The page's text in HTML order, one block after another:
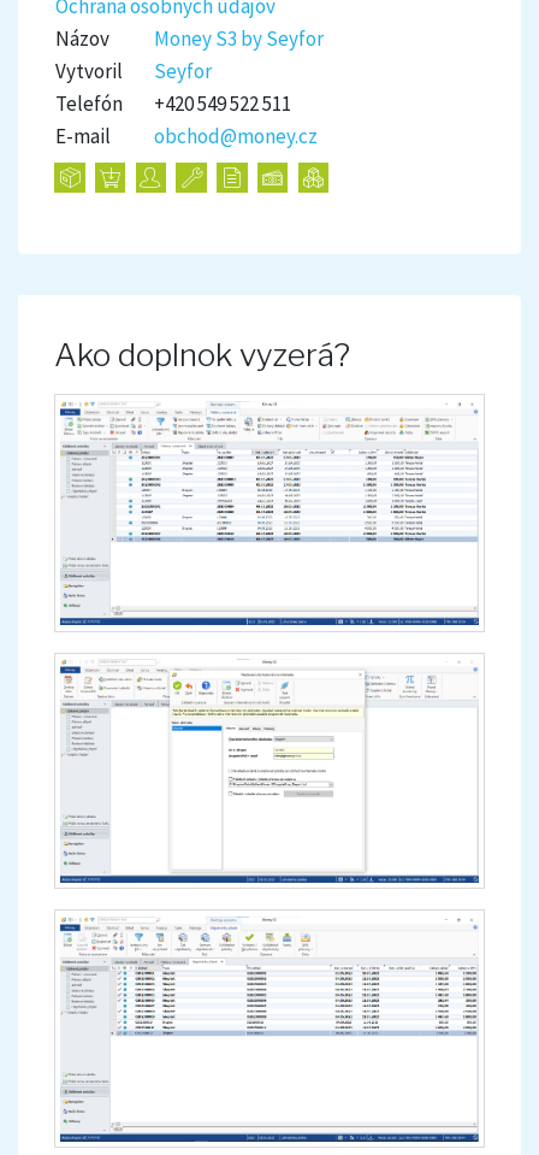
Ochrana osobných údajov
Názov
Money S3 by Seyfor
Vytvoril
Seyfor
Telefón
+420 549 522 511
E-mail
obchod@money.cz
Ako doplnok vyzerá?